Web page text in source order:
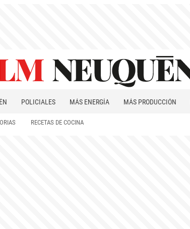
POLICIALES MÁS ENERGÍA MÁS PRODUCCIÓN
RECETAS DE COCINA